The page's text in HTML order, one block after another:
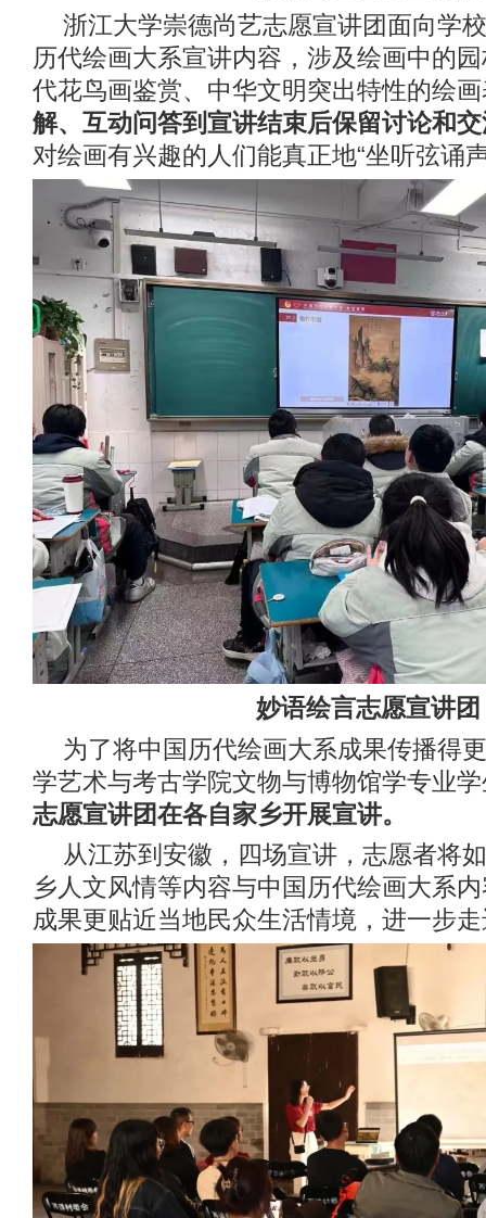
浙江大学崇德尚艺志愿宣讲团面向学
历代绘画大系宣讲内容，涉及绘画中的
代花鸟画鉴赏、中华文明突出特性的绘
解、互动问答到宣讲结束后保留讨论和
对绘画有兴趣的人们能真正地“坐听弦诵
妙语绘言志愿宣讲团
为了将中国历代绘画大系成果传播得
学艺术与考古学院文物与博物馆学专业
志愿宣讲团在各自家乡开展宣讲。
从江苏到安徽，四场宣讲，志愿者将
乡人文风情等内容与中国历代绘画大系
成果更贴近当地民众生活情境，进一步